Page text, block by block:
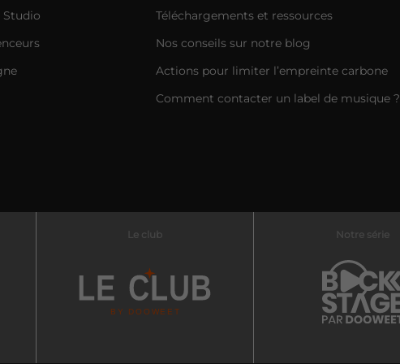
Studio
Téléchargements et ressources
Nos conseils sur notre blog
Actions pour limiter l’empreinte carbone
Comment contacter un label de musique ?
Le club Notre série